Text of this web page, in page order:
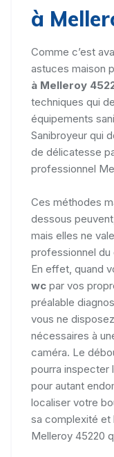
à
Comme c’est
astuces maison
à Melleroy
techniques qui
équipements
Sanibroyeur qui
de délicatesse
professionnel
Ces méthodes
dessous
mais elles ne
professionnel
En effet, quand
wc par vos
préalable
vous ne
nécessaires à
caméra. Le
pourra inspecter
pour autant
localiser votre
sa complexité et
Melleroy 45220